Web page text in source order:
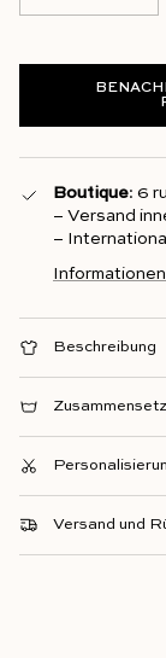
Boutique: 6
– Versand
–
Beschreibung
Versand und